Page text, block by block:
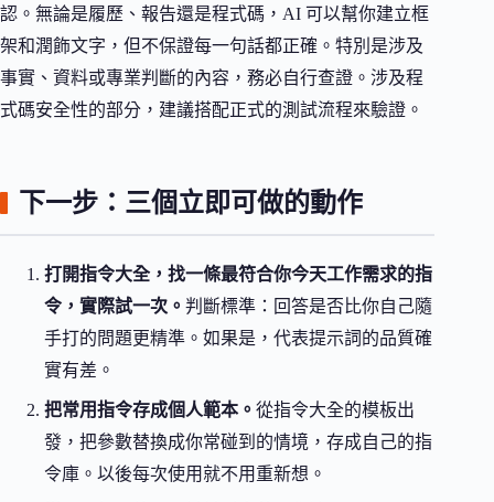
認。無論是履歷、報告還是程式碼，AI 可以幫你建立框
架和潤飾文字，但不保證每一句話都正確。特別是涉及
事實、資料或專業判斷的內容，務必自行查證。涉及程
式碼安全性的部分，建議搭配正式的測試流程來驗證。
下一步：三個立即可做的動作
打開指令大全，找一條最符合你今天工作需求的指
令，實際試一次。 判斷標準：回答是否比你自己隨
手打的問題更精準。如果是，代表提示詞的品質確
實有差。
把常用指令存成個人範本。 從指令大全的模板出
發，把參數替換成你常碰到的情境，存成自己的指
令庫。以後每次使用就不用重新想。